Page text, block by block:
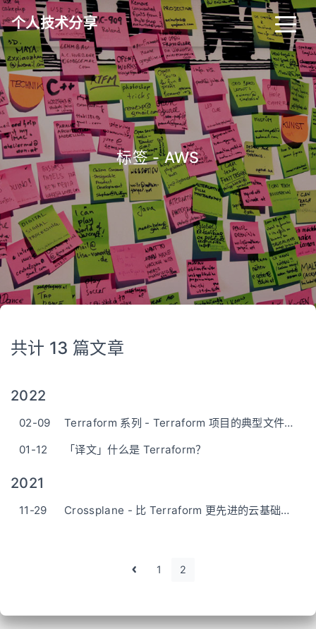
个人技术分享
首页 归档 分类
标签 关于 友链
RSS 搜索 关灯
标签 - AWS
共计 13 篇文章
2022
02-09
Terraform 系列 - Terraform 项目的典型文件布局
01-12
「译文」什么是 Terraform？
2021
11-29 Crossplane - 比 Terraform 更先进的云基础架构管理平台？
1 2